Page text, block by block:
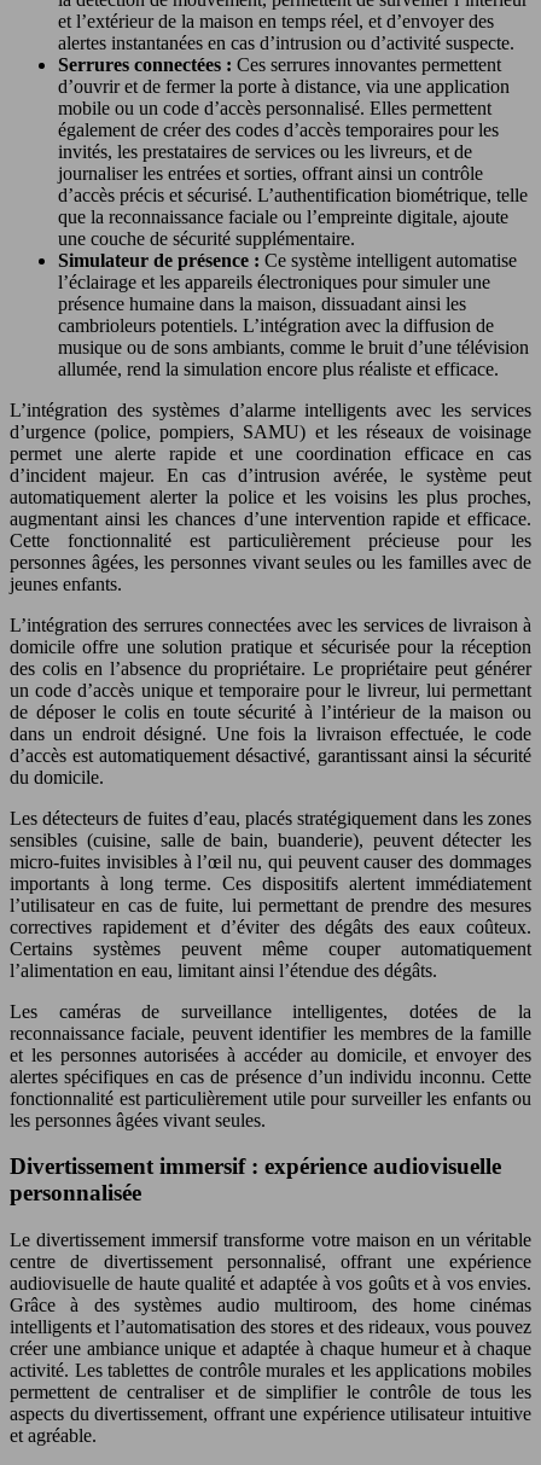
et l’extérieur de la maison en temps réel, et d’envoyer des
alertes instantanées en cas d’intrusion ou d’activité suspecte.
Serrures connectées : Ces serrures innovantes permettent
d’ouvrir et de fermer la porte à distance, via une application
mobile ou un code d’accès personnalisé. Elles permettent
également de créer des codes d’accès temporaires pour les
invités, les prestataires de services ou les livreurs, et de
journaliser les entrées et sorties, offrant ainsi un contrôle
d’accès précis et sécurisé. L’authentification biométrique, telle
que la reconnaissance faciale ou l’empreinte digitale, ajoute
une couche de sécurité supplémentaire.
Simulateur de présence : Ce système intelligent automatise
l’éclairage et les appareils électroniques pour simuler une
présence humaine dans la maison, dissuadant ainsi les
cambrioleurs potentiels. L’intégration avec la diffusion de
musique ou de sons ambiants, comme le bruit d’une télévision
allumée, rend la simulation encore plus réaliste et efficace.
L’intégration des systèmes d’alarme intelligents avec les services
d’urgence (police, pompiers, SAMU) et les réseaux de voisinage
permet une alerte rapide et une coordination efficace en cas
d’incident majeur. En cas d’intrusion avérée, le système peut
automatiquement alerter la police et les voisins les plus proches,
augmentant ainsi les chances d’une intervention rapide et efficace.
Cette fonctionnalité est particulièrement précieuse pour les
personnes âgées, les personnes vivant seules ou les familles avec de
jeunes enfants.
L’intégration des serrures connectées avec les services de livraison à
domicile offre une solution pratique et sécurisée pour la réception
des colis en l’absence du propriétaire. Le propriétaire peut générer
un code d’accès unique et temporaire pour le livreur, lui permettant
de déposer le colis en toute sécurité à l’intérieur de la maison ou
dans un endroit désigné. Une fois la livraison effectuée, le code
d’accès est automatiquement désactivé, garantissant ainsi la sécurité
du domicile.
Les détecteurs de fuites d’eau, placés stratégiquement dans les zones
sensibles (cuisine, salle de bain, buanderie), peuvent détecter les
micro-fuites invisibles à l’œil nu, qui peuvent causer des dommages
importants à long terme. Ces dispositifs alertent immédiatement
l’utilisateur en cas de fuite, lui permettant de prendre des mesures
correctives rapidement et d’éviter des dégâts des eaux coûteux.
Certains systèmes peuvent même couper automatiquement
l’alimentation en eau, limitant ainsi l’étendue des dégâts.
Les caméras de surveillance intelligentes, dotées de la
reconnaissance faciale, peuvent identifier les membres de la famille
et les personnes autorisées à accéder au domicile, et envoyer des
alertes spécifiques en cas de présence d’un individu inconnu. Cette
fonctionnalité est particulièrement utile pour surveiller les enfants ou
les personnes âgées vivant seules.
Divertissement immersif : expérience audiovisuelle
personnalisée
Le divertissement immersif transforme votre maison en un véritable
centre de divertissement personnalisé, offrant une expérience
audiovisuelle de haute qualité et adaptée à vos goûts et à vos envies.
Grâce à des systèmes audio multiroom, des home cinémas
intelligents et l’automatisation des stores et des rideaux, vous pouvez
créer une ambiance unique et adaptée à chaque humeur et à chaque
activité. Les tablettes de contrôle murales et les applications mobiles
permettent de centraliser et de simplifier le contrôle de tous les
aspects du divertissement, offrant une expérience utilisateur intuitive
et agréable.